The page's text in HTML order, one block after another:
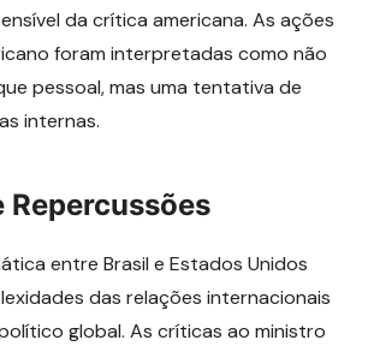
da crítica americana. As ações
foram interpretadas como não
pessoal, mas uma tentativa de
internas.
Repercussões
entre Brasil e Estados Unidos
das relações internacionais
global. As críticas ao ministro